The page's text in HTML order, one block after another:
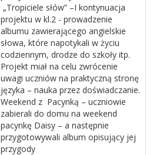
„Tropiciele słów” –I kontynuacja
projektu w kl.2 - prowadzenie
albumu zawierającego angielskie
słowa, które napotykali w życiu
codziennym, drodze do szkoły itp.
Projekt miał na celu zwrócenie
uwagi uczniów na praktyczną stronę
języka – nauka przez doświadczanie.
Weekend z Pacynką – uczniowie
zabierali do domu na weekend
pacynkę Daisy – a następnie
przygotowywali album opisujący jej
przygody